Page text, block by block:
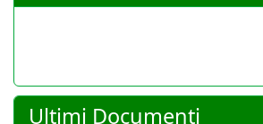
Ultimi Documenti